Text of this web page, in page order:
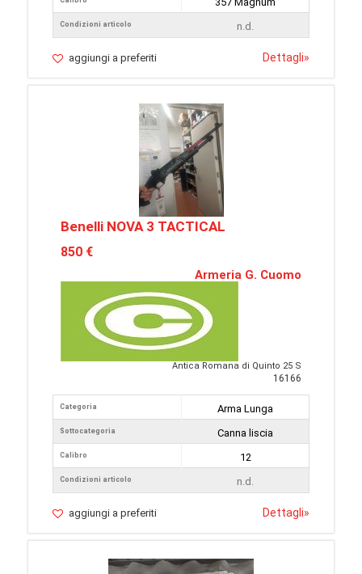
Condizioni articolo
n.d.
aggiungi a preferiti Dettagli»
Benelli NOVA 3 TACTICAL
850 €
Armeria G. Cuomo
Antica Romana di Quinto 25 S
16166
Categoria
Sottocategoria
Calibro
Condizioni articolo
Arma Lunga
Canna liscia
12
n.d.
aggiungi a preferiti Dettagli»